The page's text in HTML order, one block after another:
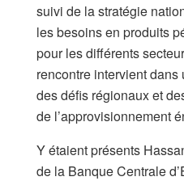
suivi de la stratégie
les besoins en produits
pour les différents
rencontre intervient
des défis régionaux et
de l’approvisionnement
Y étaient présents
de la Banque Centrale